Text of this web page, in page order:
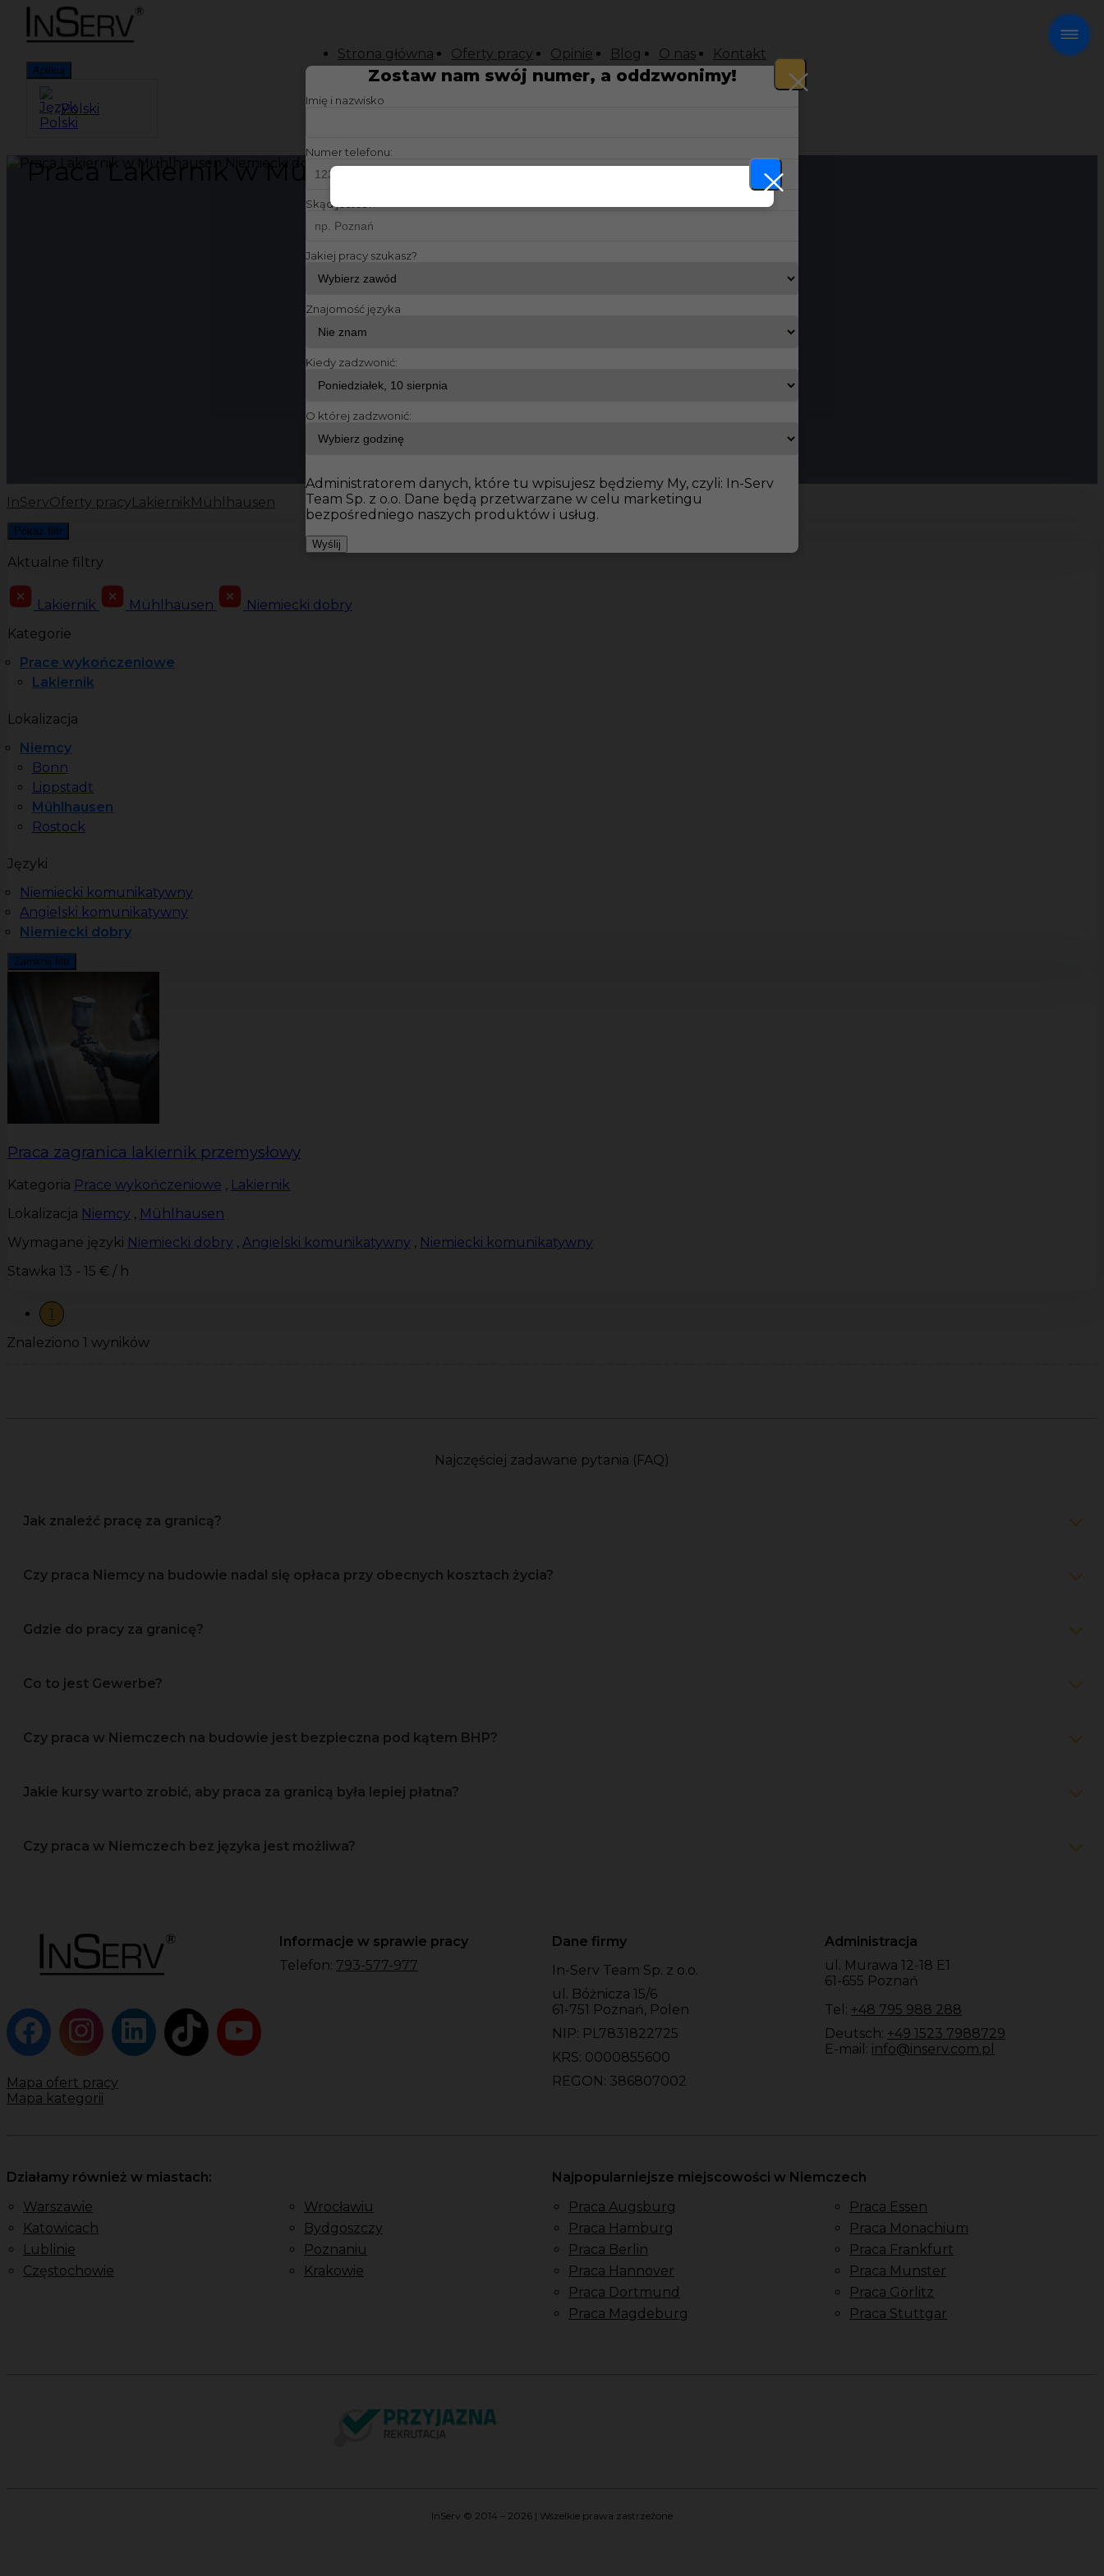
Strona główna Oferty pracy Opinie Blog O nas Kontakt
Aplikuj
Polski
Praca Lakiernik w Mühlhausen Niemiecki dobry
InServOferty pracy Lakiernik Mühlhausen
Pokaż filtr
Aktualne filtry
Lakiernik Mühlhausen
Niemiecki dobry
Kategorie
Prace wykończeniowe
Lakiernik
Lokalizacja
Niemcy
Bonn
Lippstadt
Mühlhausen
Rostock
Języki
Niemiecki komunikatywny
Angielski komunikatywny
Niemiecki dobry
Zamknij filtr
Praca zagranica lakiernik przemysłowy
Kategoria Prace wykończeniowe , Lakiernik
Lokalizacja Niemcy , Mühlhausen
Wymagane języki Niemiecki dobry , Angielski komunikatywny , Niemiecki komunikatywny
Stawka 13 - 15 € / h
1
Znaleziono 1 wyników
Najczęściej zadawane pytania (FAQ)
Jak znaleźć pracę za granicą?
Czy praca Niemcy na budowie nadal się opłaca przy obecnych kosztach życia?
Gdzie do pracy za granicę?
Co to jest Gewerbe?
Czy praca w Niemczech na budowie jest bezpieczna pod kątem BHP?
Jakie kursy warto zrobić, aby praca za granicą była lepiej płatna?
Czy praca w Niemczech bez języka jest możliwa?
Mapa ofert pracy
Mapa kategorii
Informacje w sprawie pracy
Telefon: 793-577-977
Dane firmy
In-Serv Team Sp. z o.o.
ul. Bóżnicza 15/6
61-751 Poznań, Polen
NIP: PL7831822725
KRS: 0000855600
REGON: 386807002
Administracja
ul. Murawa 12-18 E1
61-655 Poznań
Tel: +48 795 988 288
Deutsch: +49 1523 7988729
E-mail: info@inserv.com.pl
Działamy również w miastach:
Warszawie
Katowicach
Lublinie
Częstochowie
Wrocławiu
Bydgoszczy
Poznaniu
Krakowie
Najpopularniejsze miejscowości w Niemczech
Praca Augsburg
Praca Hamburg
Praca Berlin
Praca Hannover
Praca Dortmund
Praca Magdeburg
Praca Essen
Praca Monachium
Praca Frankfurt
Praca Munster
Praca Görlitz
Praca Stuttgar
InServ © 2014 – 2026 | Wszelkie prawa zastrzeżone
Zostaw nam swój numer, a oddzwonimy!
Imię i nazwisko
Numer telefonu:
Skąd jesteś?:
Jakiej pracy szukasz?
Znajomość języka
Kiedy zadzwonić:
O której zadzwonić:
Administratorem danych, które tu wpisujesz będziemy My, czyli: In-Serv
Team Sp. z o.o. Dane będą przetwarzane w celu marketingu
bezpośredniego naszych produktów i usług.
Wyślij